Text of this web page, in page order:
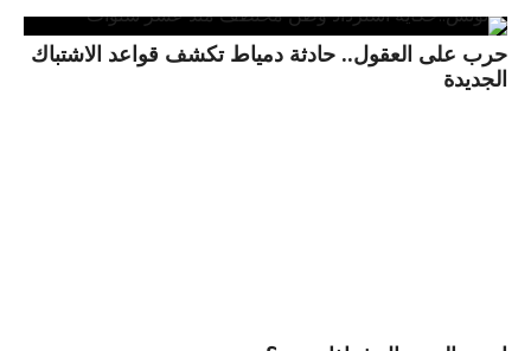
حرب على العقول.. حادثة دمياط تكشف قواعد الاشتباك
الجديدة